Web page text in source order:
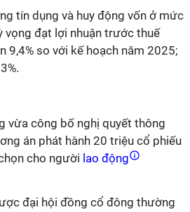
tín dụng và huy động vốn ở mức
vọng đạt lợi nhuận trước thuế
9,4% so với kế hoạch năm 2025;
vừa công bố nghị quyết thông
án phát hành 20 triệu cổ phiếu
cho người lao động
đại hội đồng cổ đông thường